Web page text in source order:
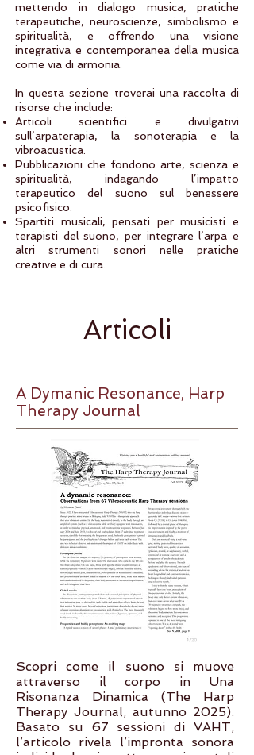
mettendo in dialogo musica, pratiche
terapeutiche, neuroscienze, simbolismo e
spiritualità, e offrendo una visione
integrativa e contemporanea della musica
come via di armonia.
In questa sezione troverai una raccolta di
risorse che include:
Articoli scientifici e divulgativi
sull’arpaterapia, la sonoterapia e la
vibroacustica.
Pubblicazioni che fondono arte, scienza e
spiritualità, indagando l’impatto
terapeutico del suono sul benessere
psicofisico.
Spartiti musicali, pensati per musicisti e
terapisti del suono, per integrare l’arpa e
altri strumenti sonori nelle pratiche
creative e di cura.
Articoli
A Dymanic Resonance, Harp
Therapy Journal
Scopri come il suono si muove
attraverso il corpo in Una
Risonanza Dinamica (The Harp
Therapy Journal, autunno 2025).
Basato su 67 sessioni di VAHT,
l’articolo rivela l’impronta sonora